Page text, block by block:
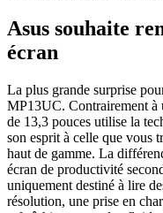
Asus souhaite
écran
La plus grande surprise
MP13UC. Contrairement à
de 13,3 pouces utilise la
son esprit à celle que vous
haut de gamme. La
écran de productivité
uniquement destiné à lire
résolution, une prise en